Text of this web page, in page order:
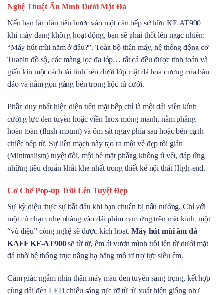
Nghệ Thuật Ẩn Mình Dưới Mặt Đá
Nếu bạn lần đầu tiên bước vào một căn bếp sở hữu KF-AT900
khi máy đang không hoạt động, bạn sẽ phải thốt lên ngạc nhiên:
“Máy hút mùi nằm ở đâu?”. Toàn bộ thân máy, hệ thống động cơ
Tuabin đồ sộ, các màng lọc đa lớp… tất cả đều được tính toán và
giấu kín một cách tài tình bên dưới lớp mặt đá hoa cương của bàn
đảo và nằm gọn gàng bên trong hộc tủ dưới.
Phần duy nhất hiện diện trên mặt bếp chỉ là một dải viền kính
cường lực đen tuyền hoặc viền Inox mỏng manh, nằm phẳng
hoàn toàn (flush-mount) và ôm sát ngay phía sau hoặc bên cạnh
chiếc bếp từ. Sự liền mạch này tạo ra một vẻ đẹp tối giản
(Minimalism) tuyệt đối, một bề mặt phẳng không tì vết, đáp ứng
những tiêu chuẩn khắt khe nhất trong thiết kế nội thất High-end.
Cơ Chế Pop-up Trồi Lên Tuyệt Đẹp
Sự kỳ diệu thực sự bắt đầu khi bạn chuẩn bị nấu nướng. Chỉ với
một cú chạm nhẹ nhàng vào dải phím cảm ứng trên mặt kính, một
“vũ điệu” công nghệ sẽ được kích hoạt. Máy hút mùi âm đá
KAFF KF-AT900 sẽ từ từ, êm ái vươn mình trồi lên từ dưới mặt
đá nhờ hệ thống trục nâng hạ bằng mô tơ trợ lực siêu êm.
Cảm giác ngắm nhìn thân máy màu đen tuyền sang trọng, kết hợp
cùng dải đèn LED chiếu sáng rực rỡ từ từ xuất hiện giống như